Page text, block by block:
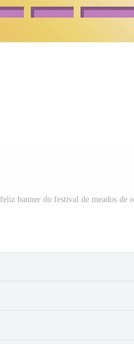
feliz banner do festival de meados de